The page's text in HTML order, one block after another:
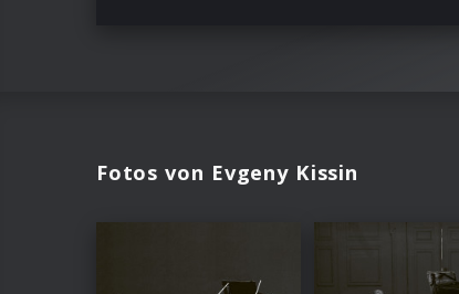
Fotos von Evgeny Kissin